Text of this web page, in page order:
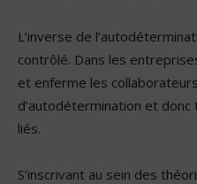
L’inverse de
contrôlé. Dans les
et enferme les
d’autodétermination et
liés.
S’inscrivant au sein des